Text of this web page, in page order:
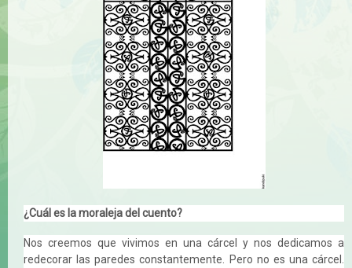
¿Cuál es la moraleja del cuento?
Nos creemos que vivimos en una cárcel y nos dedicamos a
redecorar las paredes constantemente. Pero no es una cárcel.